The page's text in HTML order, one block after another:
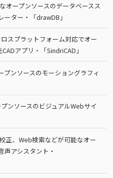
オープンソースのデータベースス
ーター・「drawDB」
スプラットフォーム対応でオー
アプリ・「SindriCAD」
ンソースのモーショングラフィ
ンソースのビジュアルWebサイ
正、Web検索などが可能なオー
声アシスタント・